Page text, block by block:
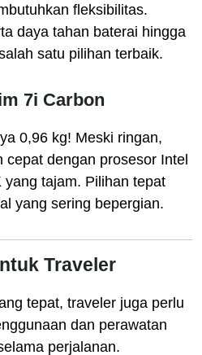
fleksibilitas.
daya tahan baterai hingga
satu pilihan terbaik.
7i Carbon
0,96 kg! Meski ringan,
cepat dengan prosesor Intel
tajam. Pilihan tepat
yang sering bepergian.
Traveler
tepat, traveler juga perlu
dan perawatan
perjalanan.